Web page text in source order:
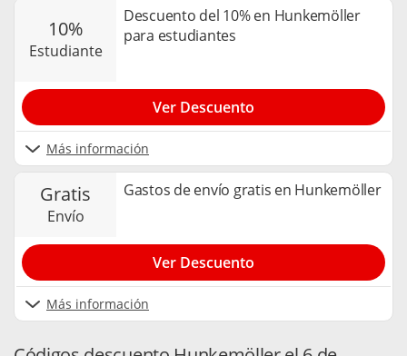
10%
estudiante
Descuento del 10% en Hunkemöller
para estudiantes
Más información
Ver Descuento
gratis
envío
Gastos de envío gratis en Hunkemöller
Más información
Ver Descuento